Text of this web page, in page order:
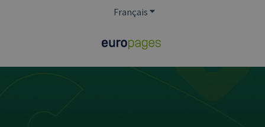
Français Afficher le sous-menu pour